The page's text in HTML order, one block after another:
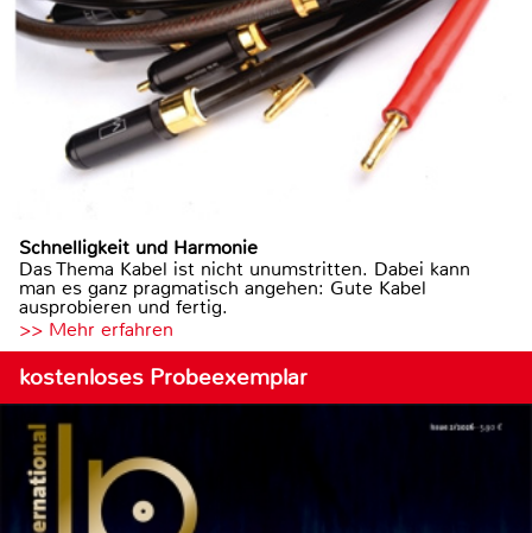
Schnelligkeit und Harmonie
Das Thema Kabel ist nicht unumstritten. Dabei kann
man es ganz pragmatisch angehen: Gute Kabel
ausprobieren und fertig.
>> Mehr erfahren
kostenloses Probeexemplar